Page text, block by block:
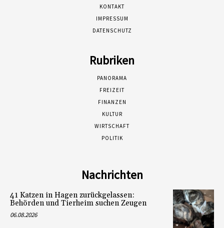
KONTAKT
IMPRESSUM
DATENSCHUTZ
Rubriken
PANORAMA
FREIZEIT
FINANZEN
KULTUR
WIRTSCHAFT
POLITIK
Nachrichten
41 Katzen in Hagen zurückgelassen:
Behörden und Tierheim suchen Zeugen
06.08.2026